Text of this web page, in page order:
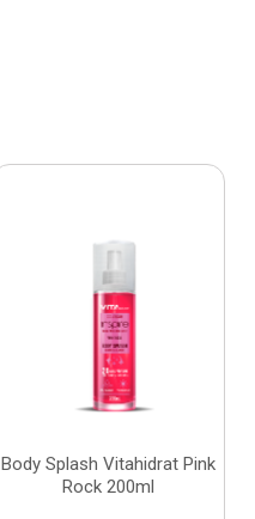
Body Splash Vitahidrat Pink
Rock 200ml